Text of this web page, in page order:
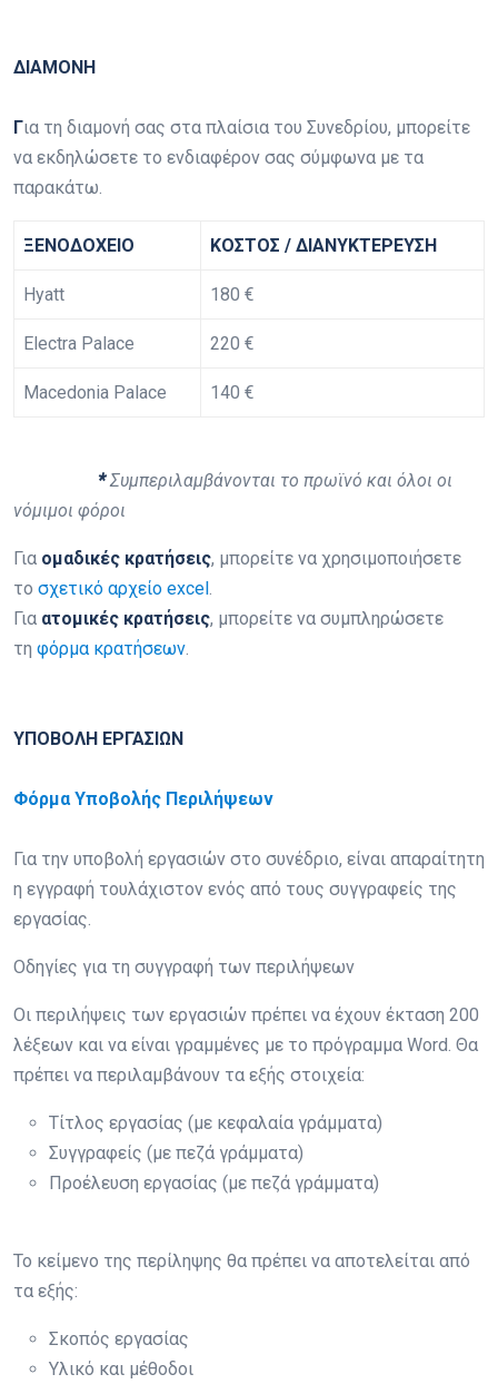
ΔΙΑΜΟΝΗ
Για τη διαμονή σας στα πλαίσια του Συνεδρίου, μπορείτε
να εκδηλώσετε το ενδιαφέρον σας σύμφωνα με τα
παρακάτω.
ΞΕΝΟΔΟΧΕΙΟ ΚΟΣΤΟΣ / ΔΙΑΝΥΚΤΕΡΕΥΣΗ
Hyatt 180 €
Electra Palace 220 €
Macedonia Palace 140 €
*Συμπεριλαμβάνονται το πρωϊνό και όλοι οι
νόμιμοι φόροι
Για ομαδικές κρατήσεις, μπορείτε να χρησιμοποιήσετε
το σχετικό αρχείο excel
Για ατομικές κρατήσεις, μπορείτε να συμπληρώσετε
τη φόρμα κρατήσεων
ΥΠΟΒΟΛΗ ΕΡΓΑΣΙΩΝ
Φόρμα Υποβολής Περιλήψεων
Για την υποβολή εργασιών στο συνέδριο, είναι απαραίτητη
η εγγραφή τουλάχιστον ενός από τους συγγραφείς της
εργασίας.
Οδηγίες για τη συγγραφή των περιλήψεων
Οι περιλήψεις των εργασιών πρέπει να έχουν έκταση 200
λέξεων και να είναι γραμμένες με το πρόγραμμα Word. Θα
πρέπει να περιλαμβάνουν τα εξής στοιχεία:
Τίτλος εργασίας (με κεφαλαία γράμματα)
Συγγραφείς (με πεζά γράμματα)
Προέλευση εργασίας (με πεζά γράμματα)
Το κείμενο της περίληψης θα πρέπει να αποτελείται από
τα εξής:
Σκοπός εργασίας
Υλικό και μέθοδοι